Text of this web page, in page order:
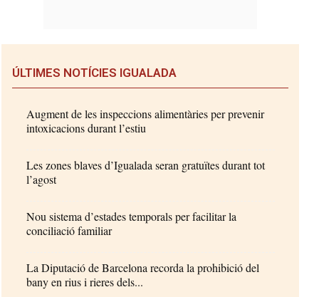
ÚLTIMES NOTÍCIES IGUALADA
Augment de les inspeccions alimentàries per prevenir
intoxicacions durant l’estiu
Les zones blaves d’Igualada seran gratuïtes durant tot
l’agost
Nou sistema d’estades temporals per facilitar la
conciliació familiar
La Diputació de Barcelona recorda la prohibició del
bany en rius i rieres dels...